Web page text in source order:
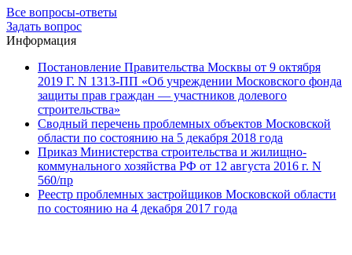
Все вопросы-ответы
Задать вопрос
Информация
Постановление Правительства Москвы от 9 октября
2019 Г. N 1313-ПП «Об учреждении Московского фонда
защиты прав граждан — участников долевого
строительства»
Сводный перечень проблемных объектов Московской
области по состоянию на 5 декабря 2018 года
Приказ Министерства строительства и жилищно-
коммунального хозяйства РФ от 12 августа 2016 г. N
560/пр
Реестр проблемных застройщиков Московской области
по состоянию на 4 декабря 2017 года